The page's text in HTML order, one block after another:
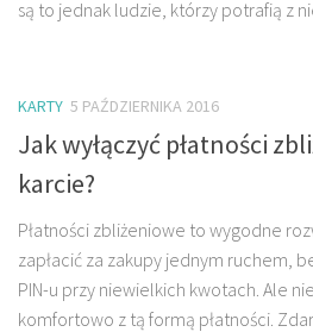
są to jednak ludzie, którzy potrafią z
KARTY 5 PAŹDZIERNIKA 2016
Jak wyłączyć płatności
karcie?
Płatności zbliżeniowe to wygodne
zapłacić za zakupy jednym ruchem,
PIN-u przy niewielkich kwotach. Ale
komfortowo z tą formą płatności.